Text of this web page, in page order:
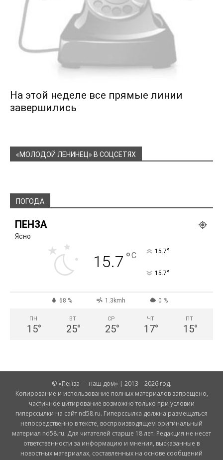
На этой неделе все прямые линии
завершились
«МОЛОДОЙ ЛЕНИНЕЦ» В СОЦСЕТЯХ
ПОГОДА
ПЕНЗА
Ясно
15.7 °C 15.7°
15.7°
68 % 1.3kmh 0 %
ПН
15°
ВТ
25°
СР
25°
ЧТ
17°
ПТ
15°
© «Пенза — наш дом» | 2013—2026 год.
Копирование и использование полных материалов запрещено,
частичное цитирование возможно только при условии
гиперссылки на сайт nd58.ru. Гиперссылка должна размещаться
непосредственно в тексте, воспроизводящем оригинальный
материал nd58.ru. Для читателей старше 18 лет. Редакция не несет
ответственности за информацию и мнения, высказанные в
новостных материалах, составленных на основе сообщений